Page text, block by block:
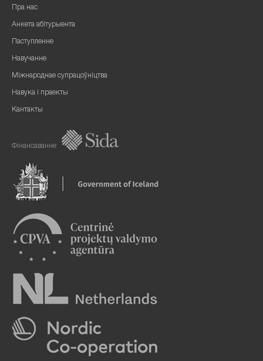
Пра нас
Анкета абітурыента
Паступленне
Навучанне
Міжнароднае супрацоўніцтва
Навука і праекты
Кантакты
Фінансаванне